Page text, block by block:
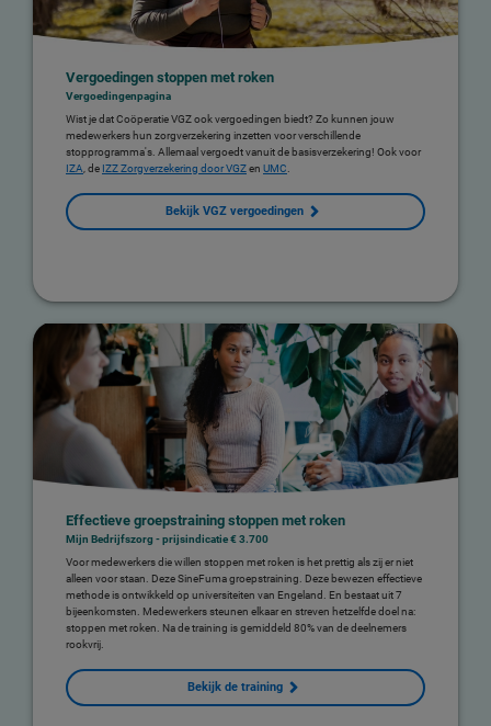
Vergoedingen stoppen met roken
Vergoedingenpagina
Wist je dat Coöperatie VGZ ook vergoedingen biedt? Zo kunnen jouw
medewerkers hun zorgverzekering inzetten voor verschillende
stopprogramma's. Allemaal vergoedt vanuit de basisverzekering! Ook voor
IZA, de IZZ Zorgverzekering door VGZen UMC.
Bekijk VGZ vergoedingen
Effectieve groepstraining stoppen met roken
Mijn Bedrijfszorg - prijsindicatie € 3.700
Voor medewerkers die willen stoppen met roken is het prettig als zij er niet
alleen voor staan. Deze SineFuma groepstraining. Deze bewezen effectieve
methode is ontwikkeld op universiteiten van Engeland. En bestaat uit 7
bijeenkomsten. Medewerkers steunen elkaar en streven hetzelfde doel na:
stoppen met roken. Na de training is gemiddeld 80% van de deelnemers
rookvrij.
Bekijk de training